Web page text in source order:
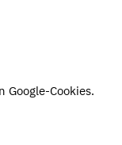
Cookies.